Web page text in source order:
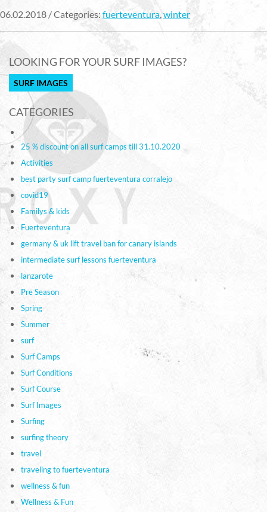
06.02.2018 / Categories: fuerteventura winter
LOOKING FOR YOUR SURF IMAGES?
SURF IMAGES
CATEGORIES
25 % discount on all surf camps till 31.10.2020
Activities
best party surf camp fuerteventura corralejo
covid19
Familys & kids
Fuerteventura
germany & uk lift travel ban for canary islands
intermediate surf lessons fuerteventura
lanzarote
Pre Season
Spring
Summer
surf
Surf Camps
Surf Conditions
Surf Course
Surf Images
Surfing
surfing theory
travel
traveling to fuerteventura
wellness & fun
Wellness & Fun